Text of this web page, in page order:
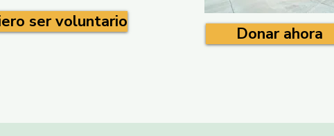
ser voluntario
Donar ahora